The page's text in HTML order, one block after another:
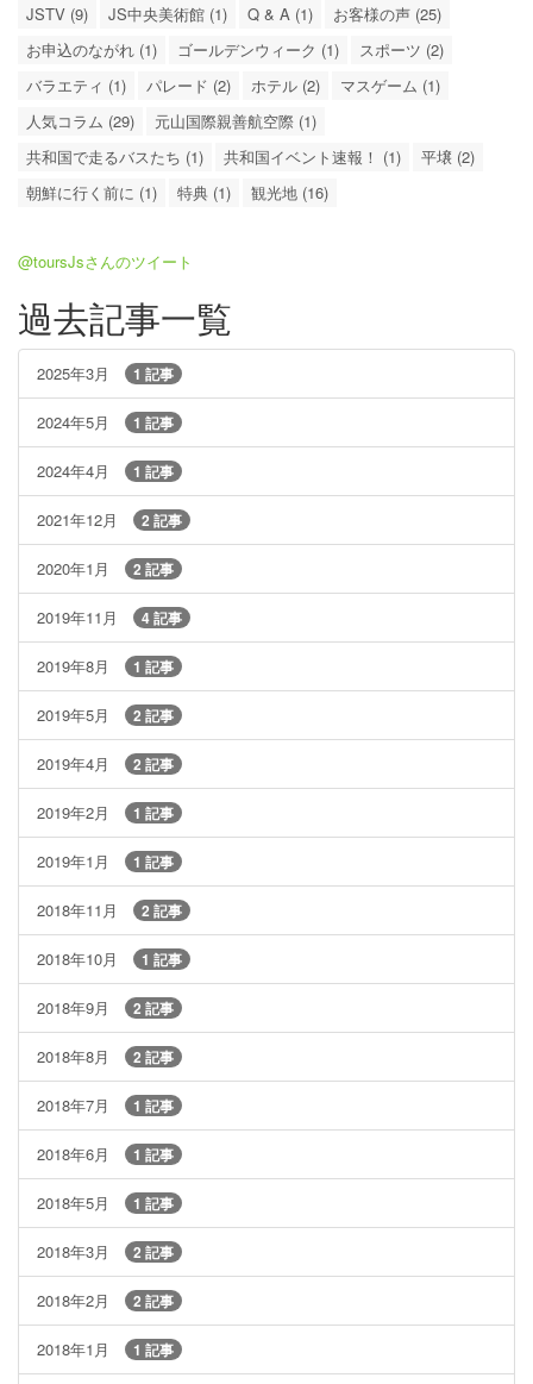
JSTV (9)
JS中央美術館 (1) Q & A (1)
お客様の声 (25)
お申込のながれ (1)
ゴールデンウィーク (1)
スポーツ (2)
バラエティ (1)
パレード (2) ホテル (2)
マスゲーム (1)
人気コラム (29)
元山国際親善航空際 (1)
共和国で走るバスたち (1)
共和国イベント速報！ (1)
平壌 (2)
朝鮮に行く前に (1)
特典 (1) 観光地 (16)
@toursJsさんのツイート
過去記事一覧
2025年3月 1 記事
2024年5月 1 記事
2024年4月 1 記事
2021年12月 2 記事
2020年1月 2 記事
2019年11月 4 記事
2019年8月 1 記事
2019年5月 2 記事
2019年4月 2 記事
2019年2月 1 記事
2019年1月 1 記事
2018年11月 2 記事
2018年10月 1 記事
2018年9月 2 記事
2018年8月 2 記事
2018年7月 1 記事
2018年6月 1 記事
2018年5月 1 記事
2018年3月 2 記事
2018年2月 2 記事
2018年1月 1 記事